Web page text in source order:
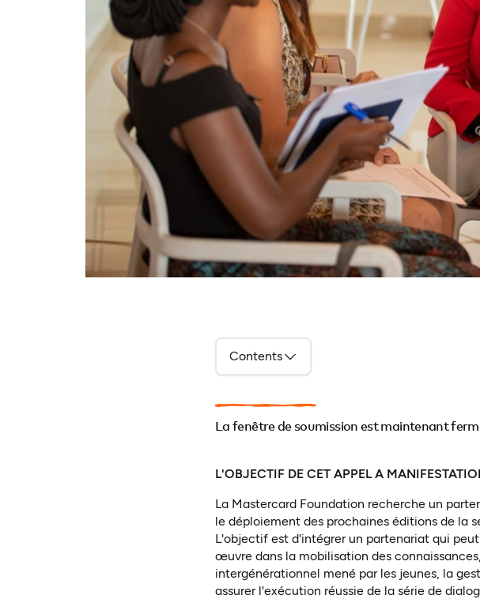
Contents
La fenêtre de soumission est maintenant
L'OBJECTIF DE CET APPEL A
La Mastercard Foundation recherche un
le déploiement des prochaines éditions de la
L'objectif est d'intégrer un partenariat qui
œuvre dans la mobilisation des
intergénérationnel mené par les jeunes, la
assurer l'exécution réussie de la série de